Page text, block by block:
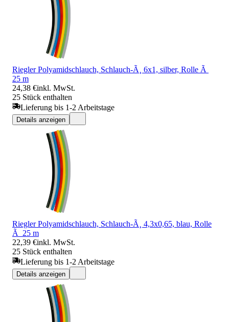
Riegler Polyamidschlauch, Schlauch-Ã¸ 6x1, silber, Rolle Ã
25 m
24,38 €inkl. MwSt.
25 Stück enthalten
Lieferung bis 1-2 Arbeitstage
Details anzeigen
Riegler Polyamidschlauch, Schlauch-Ã¸ 4,3x0,65, blau, Rolle
Ã 25 m
22,39 €inkl. MwSt.
25 Stück enthalten
Lieferung bis 1-2 Arbeitstage
Details anzeigen